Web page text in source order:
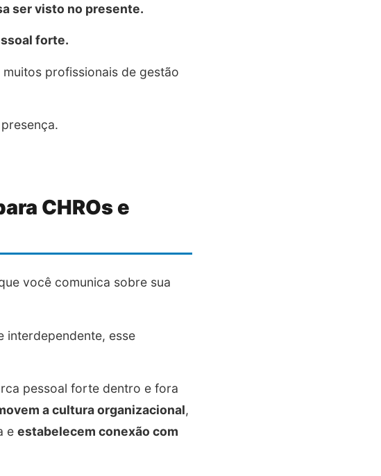
ser visto no presente.
forte.
profissionais de gestão
CHROs e
você comunica sobre sua
interdependente, esse
pessoal forte dentro e fora
a cultura organizacional,
e estabelecem conexão com